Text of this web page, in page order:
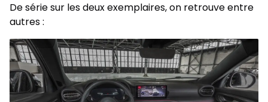
De série sur les deux exemplaires, on retrouve entre
autres :